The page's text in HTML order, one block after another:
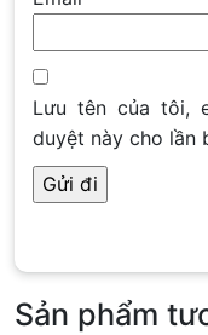
Lưu tên của tôi,
duyệt này cho lần
Sản phẩm